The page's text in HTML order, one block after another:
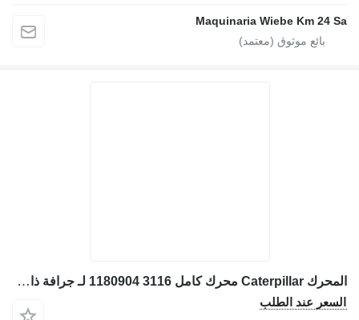
Maquinaria Wiebe Km 24 Sa
المحرك Caterpillar محرك كامل 3116 1180904 لـ جرافة ذات عجلات Caterpillar 928G - IT28G
السعر عند الطلب